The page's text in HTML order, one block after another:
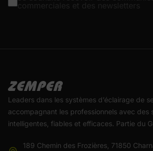
Leaders dans les systèmes d’éclairage de
accompagnant les professionnels avec des
intelligentes, fiables et efficaces. Partie du
189 Chemin des Frozières, 71850